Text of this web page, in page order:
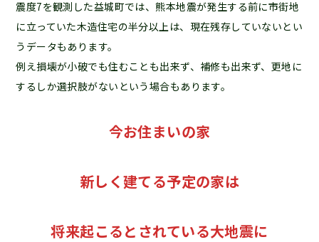
震度7を観測した益城町では、熊本地震が発生する前に市街地
に立っていた木造住宅の半分以上は、現在残存していないとい
うデータもあります。
例え損壊が小破でも住むことも出来ず、補修も出来ず、更地に
するしか選択肢がないという場合もあります。
今お住まいの家
新しく建てる予定の家は
将来起こるとされている大地震に